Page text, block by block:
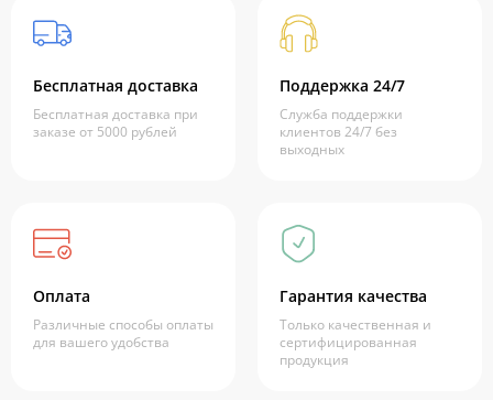
Бесплатная доставка
Бесплатная доставка при
заказе от 5000 рублей
Поддержка 24/7
Служба поддержки
клиентов 24/7 без
выходных
Оплата
Различные способы оплаты
для вашего удобства
Гарантия качества
Только качественная и
сертифицированная
продукция